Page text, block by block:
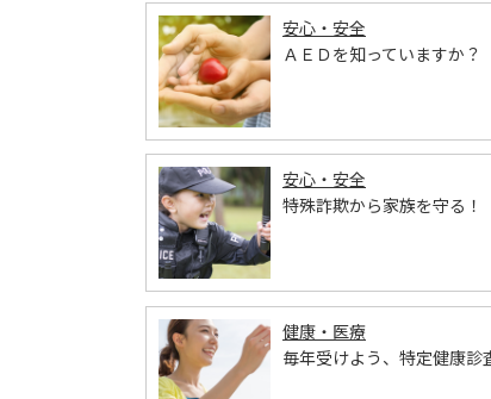
安心・安全
ＡＥＤを知っていますか？
安心・安全
特殊詐欺から家族を守る！
健康・医療
毎年受けよう、特定健康診